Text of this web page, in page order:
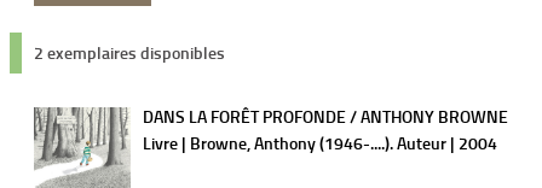
2 exemplaires disponibles
DANS LA FORÊT PROFONDE / ANTHONY BROWNE
Livre | Browne, Anthony (1946-....). Auteur | 2004